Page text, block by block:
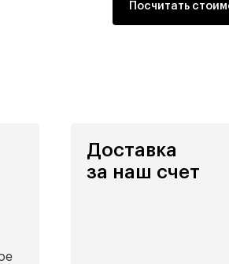
Посчитать
Доставка
за наш счет